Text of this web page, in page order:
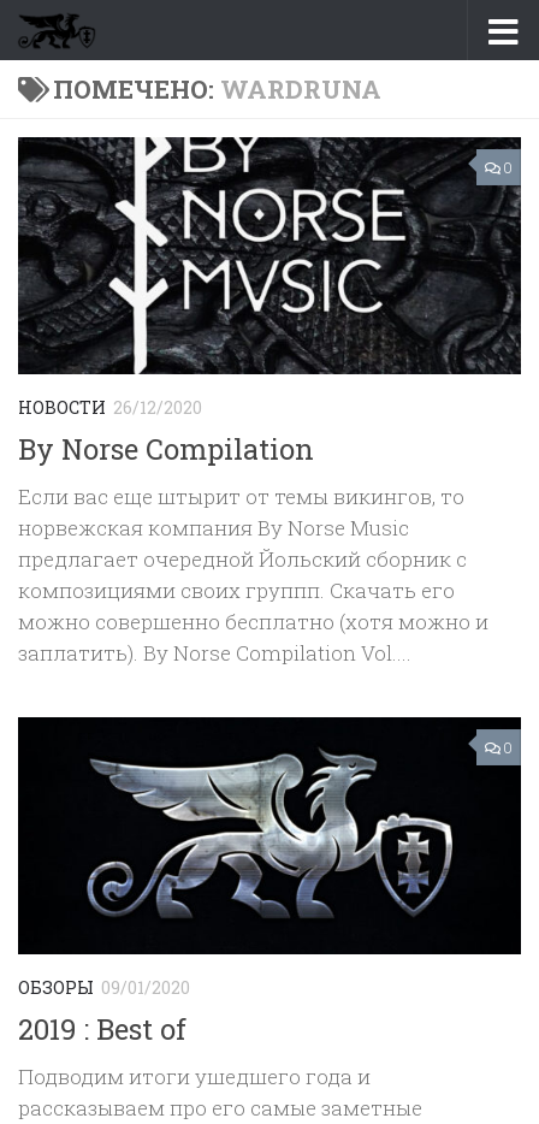
Перейти к содержимому
ПОМЕЧЕНО: WARDRUNA
0
НОВОСТИ 26/12/2020
By Norse Compilation
Если вас еще штырит от темы викингов, то
норвежская компания By Norse Music
предлагает очередной Йольский сборник с
композициями своих группп. Скачать его
можно совершенно бесплатно (хотя можно и
заплатить). By Norse Compilation Vol....
0
ОБЗОРЫ 09/01/2020
2019 : Best of
Подводим итоги ушедшего года и
рассказываем про его самые заметные